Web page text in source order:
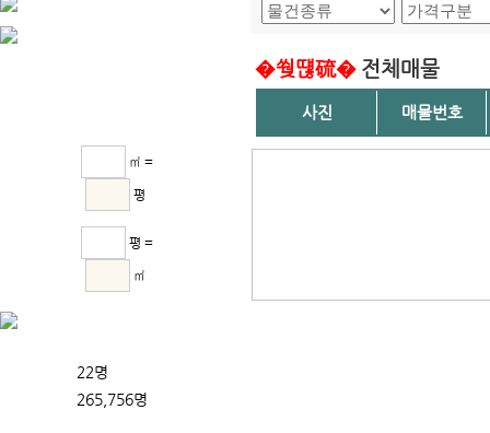
㎡ =
평
평 =
㎡
22명
265,756명
�쒖떊硫� 전체매물
사진 매물번호